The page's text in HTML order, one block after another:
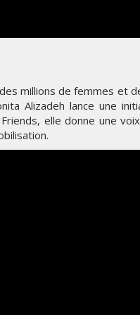
millions de femmes et
Alizadeh lance une
elle donne une